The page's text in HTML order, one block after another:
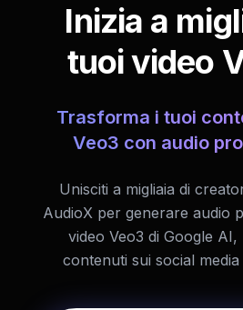
Inizia a
tuoi video
Trasforma i tuoi
Veo3 con audio
Unisciti a migliaia di
AudioX per generare audio
video Veo3 di Google
contenuti sui social